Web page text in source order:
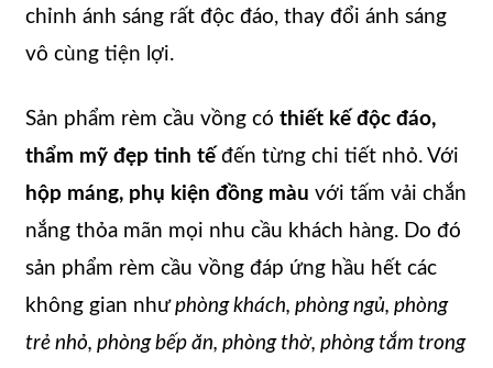
chỉnh ánh sáng rất độc đáo, thay đổi ánh sáng
vô cùng tiện lợi.
Sản phẩm rèm cầu vồng có thiết kế độc đáo,
thẩm mỹ đẹp tinh tế đến từng chi tiết nhỏ. Với
hộp máng, phụ kiện đồng màu với tấm vải chắn
nắng thỏa mãn mọi nhu cầu khách hàng. Do đó
sản phẩm rèm cầu vồng đáp ứng hầu hết các
không gian nhưphòng khách, phòng ngủ, phòng
trẻ nhỏ, phòng bếp ăn, phòng thờ, phòng tắm trong